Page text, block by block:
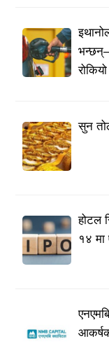
रोकियो
सुन
होटल
१४ मा